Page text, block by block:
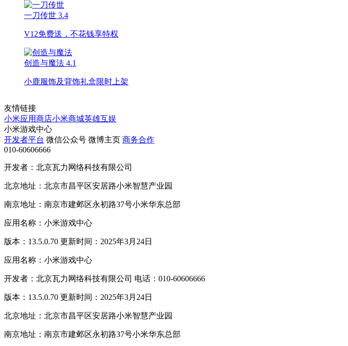
一刀传世 3.4
V12免费送，不花钱享特权
创造与魔法 4.1
小鹿服饰及背饰礼盒限时上架
友情链接
小米应用商店小米商城英雄互娱
小米游戏中心
开发者平台 微信公众号 微博主页 商务合作
010-60606666
开发者：北京瓦力网络科技有限公司
北京地址：北京市昌平区安居路小米智慧产业园
南京地址：南京市建邺区永初路37号小米华东总部
应用名称：小米游戏中心
版本：13.5.0.70 更新时间：2025年3月24日
应用名称：小米游戏中心
开发者：北京瓦力网络科技有限公司 电话：010-60606666
版本：13.5.0.70 更新时间：2025年3月24日
北京地址：北京市昌平区安居路小米智慧产业园
南京地址：南京市建邺区永初路37号小米华东总部